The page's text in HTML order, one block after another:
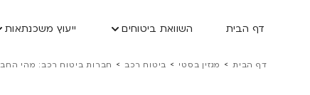
דף הבית השוואת ביטוחים ייעוץ משכנתאות
דף הבית > מגזין בסטי > ביטוח רכב > חברות ביטוח רכב: מהי